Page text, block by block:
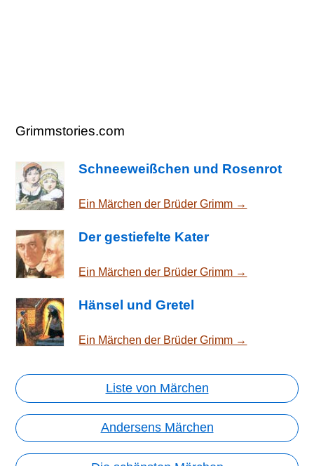
Grimmstories.com
Schneeweißchen und Rosenrot
Ein Märchen der Brüder Grimm →
Der gestiefelte Kater
Ein Märchen der Brüder Grimm →
Hänsel und Gretel
Ein Märchen der Brüder Grimm →
Liste von Märchen
Andersens Märchen